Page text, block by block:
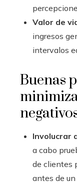
Valor de
ingresos
intervalos
Buenas
Involucrar
a cabo
de clientes
antes de